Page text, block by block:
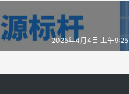
2025年4月4日 上午9:25